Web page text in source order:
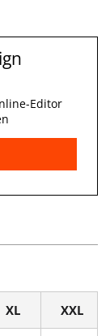
Editor
XL XXL